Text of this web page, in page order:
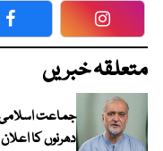
Facebook
متعلقہ خبریں
دھرنوں کا اعلان